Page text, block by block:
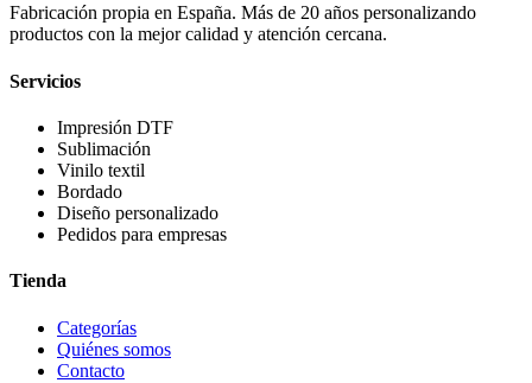
Fabricación propia en España. Más de 20 años personalizando
productos con la mejor calidad y atención cercana.
Servicios
Impresión DTF
Sublimación
Vinilo textil
Bordado
Diseño personalizado
Pedidos para empresas
Tienda
Categorías
Quiénes somos
Contacto